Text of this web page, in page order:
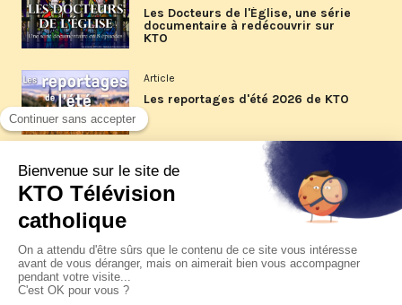
Les Docteurs de l'Église, une série
documentaire à redécouvrir sur
KTO
Article
Les reportages d'été 2026 de KTO
La visite pastorale du pape Léon
XIV à Assise à suivre sur KTO le
Article
Le pape en Uruguay, Argentine et